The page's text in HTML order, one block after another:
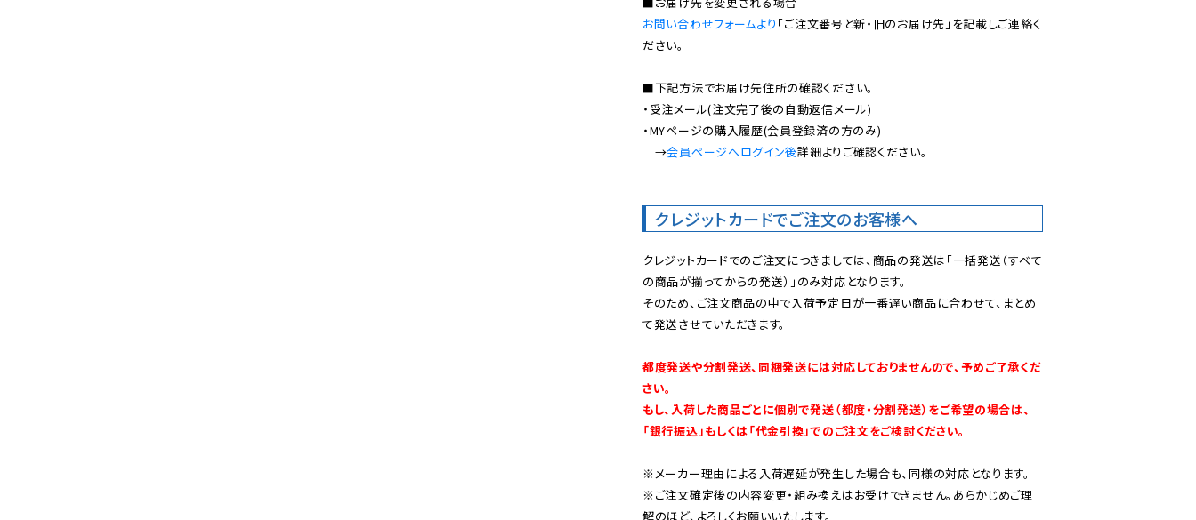
お問い合わせフォームより 「ご注文番号と新・旧のお届け先」を記載しご連絡く
ださい。
■下記方法でお届け先住所の確認ください。
・受注メール(注文完了後の自動返信メール)
・MYページの購入履歴(会員登録済の方のみ)
→会員ページへログイン後詳細よりご確認ください。
クレジットカードでご注文のお客様へ
クレジットカードでのご注文につきましては、商品の発送は「一括発送（すべて
の商品が揃ってからの発送）」のみ対応となります。
そのため、ご注文商品の中で入荷予定日が一番遅い商品に合わせて、まとめ
て発送させていただきます。
都度発送や分割発送、同梱発送には対応しておりませんので、予めご了承くだ
さい。
もし、入荷した商品ごとに個別で発送（都度・分割発送）をご希望の場合は、
「銀行振込」もしくは「代金引換」でのご注文をご検討ください。
※メーカー理由による入荷遅延が発生した場合も、同様の対応となります。
※ご注文確定後の内容変更・組み換えはお受けできません。あらかじめご理
解のほど、よろしくお願いいたします。